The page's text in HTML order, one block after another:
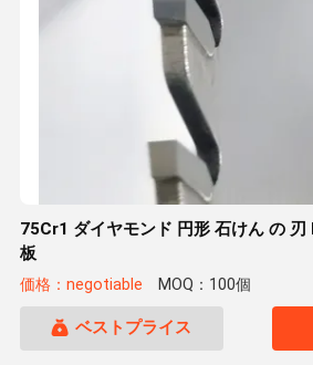
75Cr1 ダイヤモンド 円形 石けん の 刃
板
価格：negotiable MOQ：100個
ベストプライス